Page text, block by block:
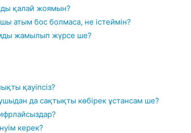
қалай жоямын?
атым бос болмаса, не істеймін?
жамылып жүрсе ше?
қауіпсіз?
да сақтықты көбірек ұстансам ше?
керек?